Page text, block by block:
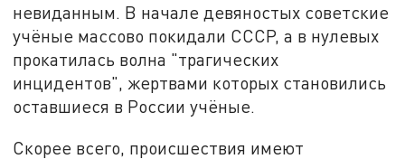
невиданным. В начале девяностых советские
учёные массово покидали СССР, а в нулевых
прокатилась волна "трагических
инцидентов", жертвами которых становились
оставшиеся в России учёные.
Скорее всего, происшествия имеют